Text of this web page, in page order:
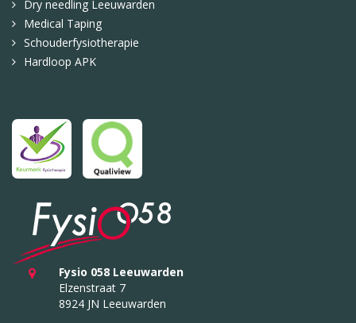
Dry needling Leeuwarden
Medical Taping
Schouderfysiotherapie
Hardloop APK
Fysio 058 Leeuwarden
Elzenstraat 7
8924 JN Leeuwarden